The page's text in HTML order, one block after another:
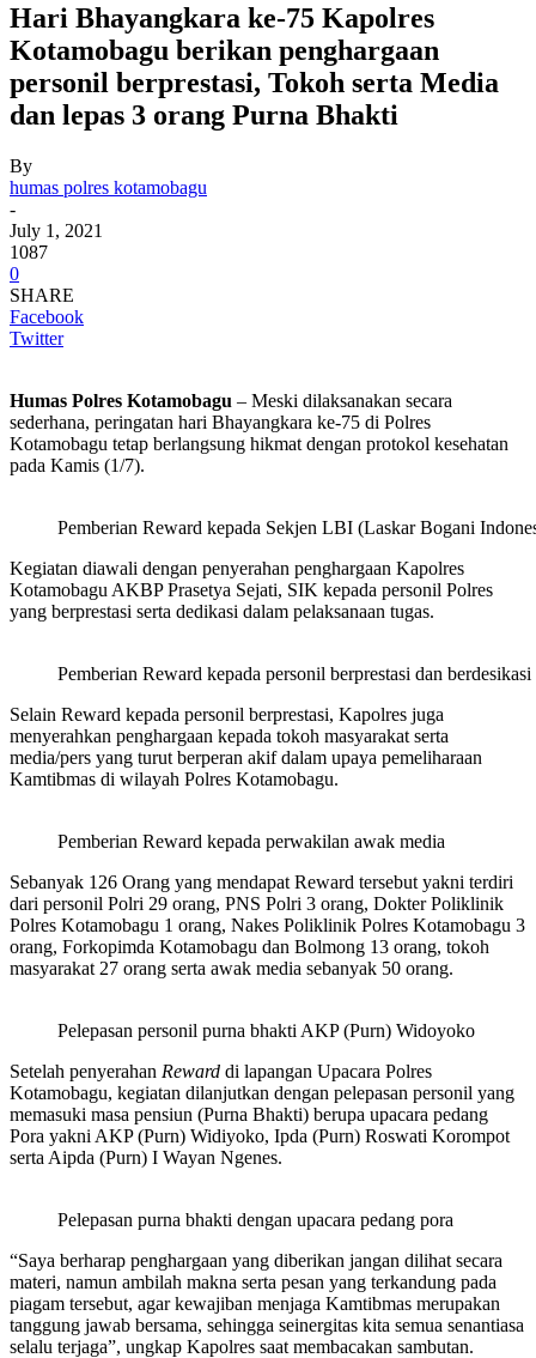
Hari Bhayangkara ke-75 Kapolres
Kotamobagu berikan penghargaan
personil berprestasi, Tokoh serta Media
dan lepas 3 orang Purna Bhakti
By
humas polres kotamobagu
-
July 1, 2021
1087
0
SHARE
Facebook
Twitter
Humas Polres Kotamobagu – Meski dilaksanakan secara
sederhana, peringatan hari Bhayangkara ke-75 di Polres
Kotamobagu tetap berlangsung hikmat dengan protokol kesehatan
pada Kamis (1/7).
Pemberian Reward kepada Sekjen LBI (Laskar Bogani
Kegiatan diawali dengan penyerahan penghargaan Kapolres
Kotamobagu AKBP Prasetya Sejati, SIK kepada personil Polres
yang berprestasi serta dedikasi dalam pelaksanaan tugas.
Pemberian Reward kepada personil berprestasi dan
Selain Reward kepada personil berprestasi, Kapolres juga
menyerahkan penghargaan kepada tokoh masyarakat serta
media/pers yang turut berperan akif dalam upaya pemeliharaan
Kamtibmas di wilayah Polres Kotamobagu.
Pemberian Reward kepada perwakilan awak media
Sebanyak 126 Orang yang mendapat Reward tersebut yakni terdiri
dari personil Polri 29 orang, PNS Polri 3 orang, Dokter Poliklinik
Polres Kotamobagu 1 orang, Nakes Poliklinik Polres Kotamobagu 3
orang, Forkopimda Kotamobagu dan Bolmong 13 orang, tokoh
masyarakat 27 orang serta awak media sebanyak 50 orang.
Pelepasan personil purna bhakti AKP (Purn) Widoyoko
Setelah penyerahan Reward di lapangan Upacara Polres
Kotamobagu, kegiatan dilanjutkan dengan pelepasan personil yang
memasuki masa pensiun (Purna Bhakti) berupa upacara pedang
Pora yakni AKP (Purn) Widiyoko, Ipda (Purn) Roswati Korompot
serta Aipda (Purn) I Wayan Ngenes.
Pelepasan purna bhakti dengan upacara pedang pora
“Saya berharap penghargaan yang diberikan jangan dilihat secara
materi, namun ambilah makna serta pesan yang terkandung pada
piagam tersebut, agar kewajiban menjaga Kamtibmas merupakan
tanggung jawab bersama, sehingga seinergitas kita semua senantiasa
selalu terjaga”, ungkap Kapolres saat membacakan sambutan.